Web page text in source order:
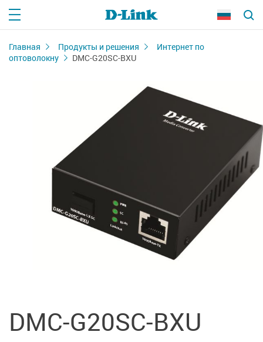
Главная Продукты и решения
Интернет по
оптоволокну
DMC-G20SC-BXU
DMC-G20SC-BXU